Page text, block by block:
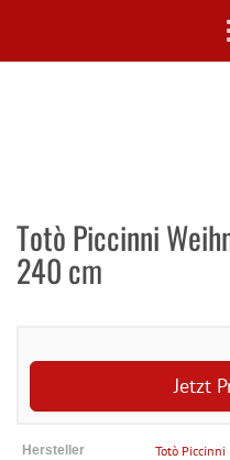
Totò Piccinni
240 cm
Jetzt
Hersteller Totò Piccinni